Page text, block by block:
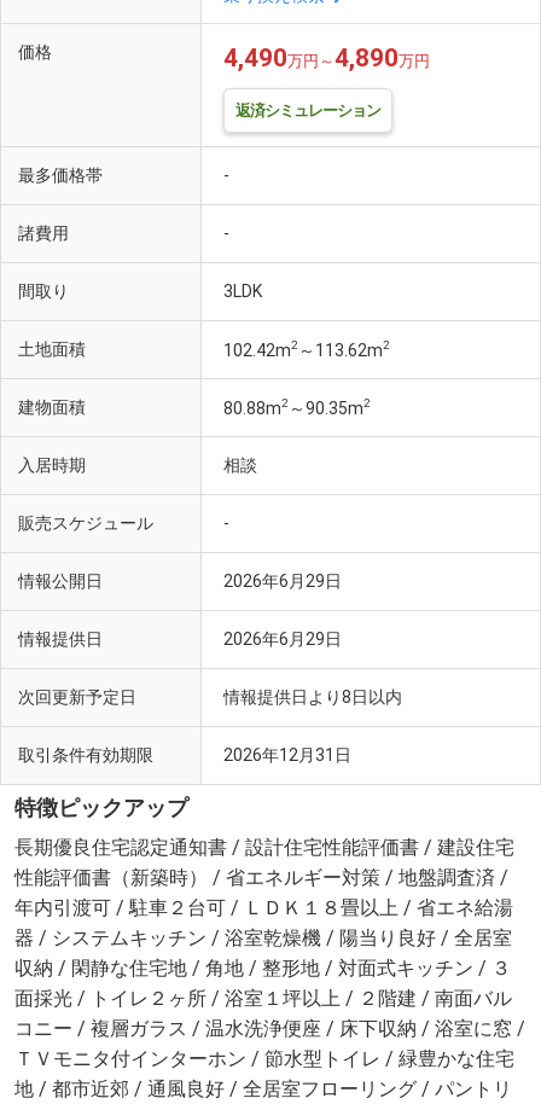
価格 4,490万円～ 4,890万円
返済シミュレーション
最多価格帯 -
諸費用 -
間取り 3LDK
土地面積 102.42m2 ～113.62m2
建物面積 80.88m2 ～90.35m2
入居時期 相談
販売スケジュール -
情報公開日 2026年6月29日
情報提供日 2026年6月29日
次回更新予定日 情報提供日より8日以内
取引条件有効期限 2026年12月31日
特徴ピックアップ
長期優良住宅認定通知書 / 設計住宅性能評価書 / 建設住宅
性能評価書（新築時） / 省エネルギー対策 / 地盤調査済 /
年内引渡可 / 駐車２台可 / ＬＤＫ１８畳以上 / 省エネ給湯
器 / システムキッチン / 浴室乾燥機 / 陽当り良好 / 全居室
収納 / 閑静な住宅地 / 角地 / 整形地 / 対面式キッチン / ３
面採光 / トイレ２ヶ所 / 浴室１坪以上 / ２階建 / 南面バル
コニー / 複層ガラス / 温水洗浄便座 / 床下収納 / 浴室に窓 /
ＴＶモニタ付インターホン / 節水型トイレ / 緑豊かな住宅
地 / 都市近郊 / 通風良好 / 全居室フローリング / パントリ